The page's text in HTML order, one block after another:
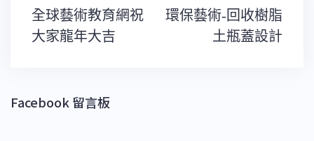
文
章
導
全球藝術教育網祝
大家龍年大吉
環保藝術-回收樹脂
土瓶蓋設計
Facebook 留言板